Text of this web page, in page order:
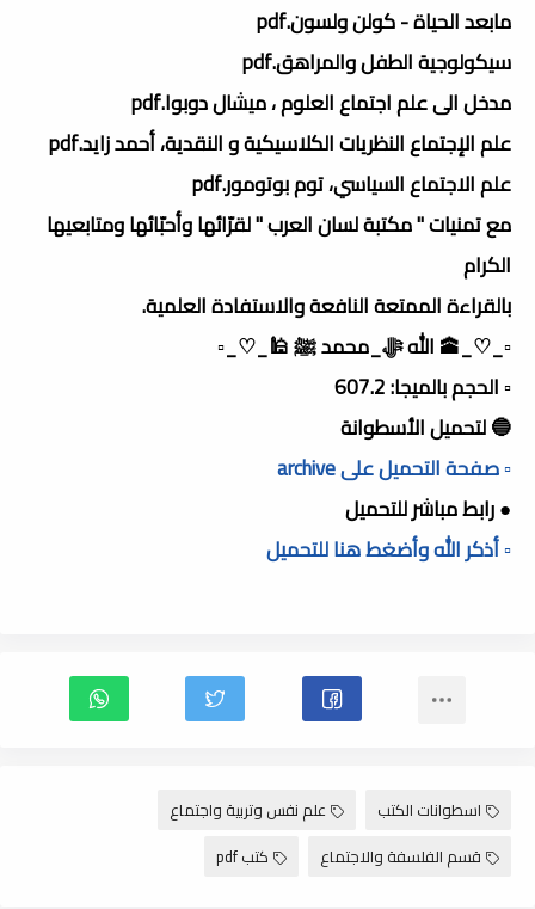
مابعد الحياة - كولن ولسون.pdf
سيكولوجية الطفل والمراهق.pdf
مدخل الى علم اجتماع العلوم ، ميشال دوبوا.pdf
علم الإجتماع النظريات الكلاسيكية و النقدية، أحمد زايد.pdf
علم الاجتماع السياسي، توم بوتومور.pdf
مع تمنيات " مكتبة لسان العرب " لقرّائها وأحبّائها ومتابعيها
الكرام
بالقراءة الممتعة النافعة والاستفادة العلمية.
▫️_♡_🕋 الله ﷻ_محمد ﷺ 🕌_♡_▫️
▫️ الحجم بالميجا: 607.2
🔵 لتحميل الأسطوانة
▫️ صفحة التحميل على archive
● رابط مباشر للتحميل
▫️ أذكر الله وأضغط هنا للتحميل
اسطوانات الكتب
علم نفس وتربية واجتماع
قسم الفلسفة والاجتماع
كتب pdf